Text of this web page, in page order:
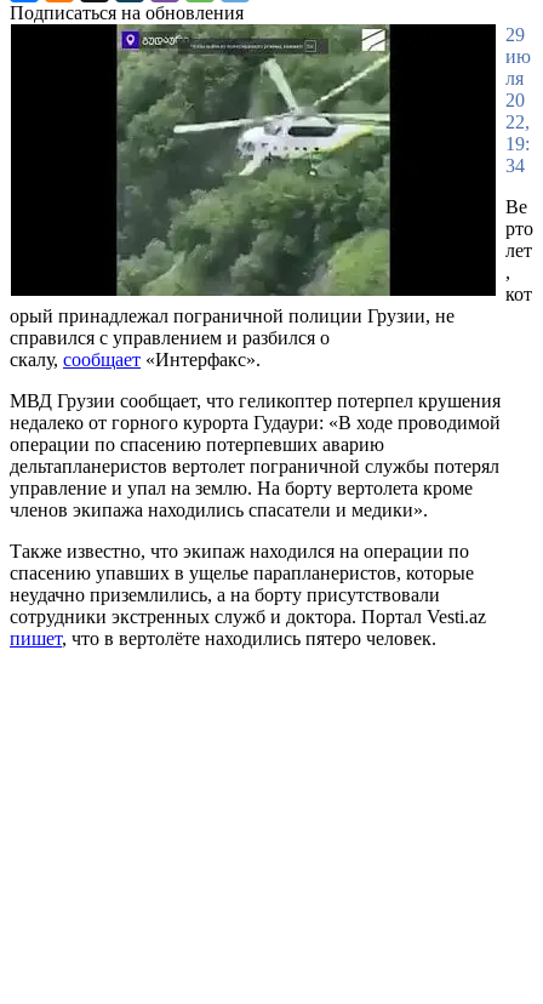
Подписаться на обновления
29
ию
ля
20
22,
19:
34
Ве
рто
лет
,
кот
орый принадлежал пограничной полиции Грузии, не
справился с управлением и разбился о
скалу, сообщает «Интерфакс».
МВД Грузии сообщает, что геликоптер потерпел крушения
недалеко от горного курорта Гудаури: «В ходе проводимой
операции по спасению потерпевших аварию
дельтапланеристов вертолет пограничной службы потерял
управление и упал на землю. На борту вертолета кроме
членов экипажа находились спасатели и медики».
Также известно, что экипаж находился на операции по
спасению упавших в ущелье парапланеристов, которые
неудачно приземлились, а на борту присутствовали
сотрудники экстренных служб и доктора. Портал Vesti.az
пишет, что в вертолёте находились пятеро человек.